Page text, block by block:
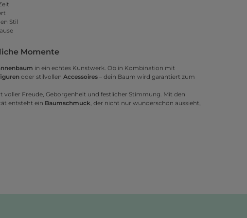
Stil
Momente
in ein echtes Kunstwerk. Ob in Kombination mit
oder stilvollen Accessoires – dein Baum wird garantiert zum
voller Freude, Geborgenheit und festlicher Stimmung. Mit den
entsteht ein Baumschmuck , der nicht nur wunderschön aussieht,